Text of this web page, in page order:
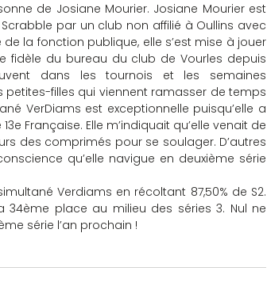
de Josiane Mourier. Josiane Mourier est
par un club non affilié à Oullins avec
la fonction publique, elle s’est mise à jouer
fidèle du bureau du club de Vourles depuis
dans les tournois et les semaines
filles qui viennent ramasser de temps
VerDiams est exceptionnelle puisqu’elle a
Française. Elle m’indiquait qu’elle venait de
des comprimés pour se soulager. D’autres
qu’elle navigue en deuxième série
Verdiams en récoltant 87,50% de S2.
place au milieu des séries 3. Nul ne
série l’an prochain !